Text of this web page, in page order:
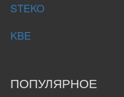
STEKO
KBE
ПОПУЛЯРНОЕ